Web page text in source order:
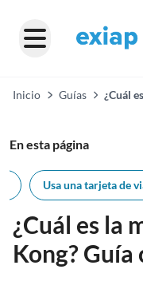
Inicio Guías
¿Cuál
En esta página
Usa una tarjeta de
¿Cuál es la
Kong?